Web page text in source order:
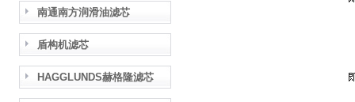
南通南方润滑油滤芯
盾构机滤芯
HAGGLUNDS赫格隆滤芯